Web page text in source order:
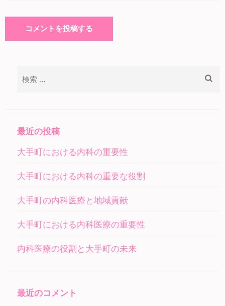
最近の投稿
大手町における内科の重要性
大手町における内科の重要な役割
大手町の内科医療と地域貢献
大手町における内科医療の重要性
内科医療の役割と大手町の未来
最近のコメント